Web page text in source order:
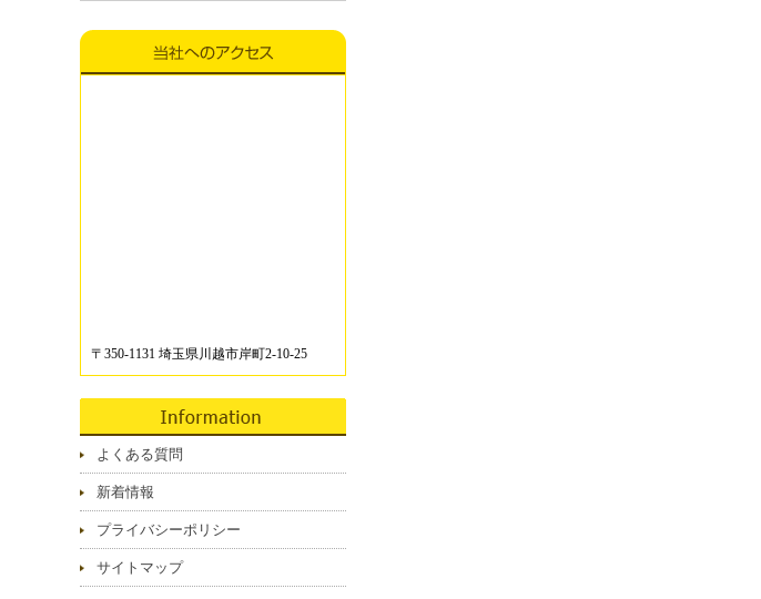
〒350-1131 埼玉県川越市岸町2-10-25
よくある質問
新着情報
プライバシーポリシー
サイトマップ